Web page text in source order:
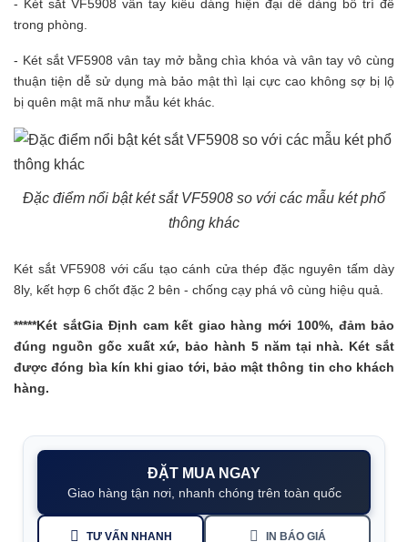
- Két sắt VF5908 vân tay kiểu dáng hiện đại dễ dàng bố trí để
trong phòng.
- Két sắt VF5908 vân tay mở bằng chìa khóa và vân tay vô cùng
thuận tiện dễ sử dụng mà bảo mật thì lại cực cao không sợ bị lộ
bị quên mật mã như mẫu két khác.
Đặc điểm nổi bật két sắt VF5908 so với các mẫu két phổ
thông khác
Két sắt VF5908 với cấu tạo cánh cửa thép đặc nguyên tấm dày
8ly, kết hợp 6 chốt đặc 2 bên - chống cạy phá vô cùng hiệu quả.
*****Két sắtGia Định cam kết giao hàng mới 100%, đảm bảo
đúng nguồn gốc xuất xứ, bảo hành 5 năm tại nhà. Két sắt
được đóng bìa kín khi giao tới, bảo mật thông tin cho khách
hàng.
ĐẶT MUA NGAY
Giao hàng tận nơi, nhanh chóng trên toàn quốc
TƯ VẤN NHANH IN BÁO GIÁ